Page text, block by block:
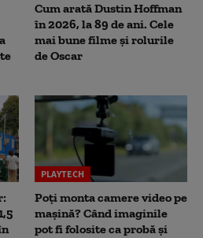
Cum arată Dustin Hoffman
în 2026, la 89 de ani. Cele
mai bune filme și rolurile
de Oscar
PLAYTECH
Poți monta camere video pe
mașină? Când imaginile
pot fi folosite ca probă și